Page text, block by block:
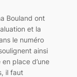
Bouland ont
et la
le numéro
ainsi
place d’une
il faut